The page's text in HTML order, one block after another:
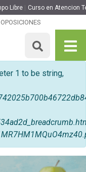
Libre Curso en Atencion
1 to be string,